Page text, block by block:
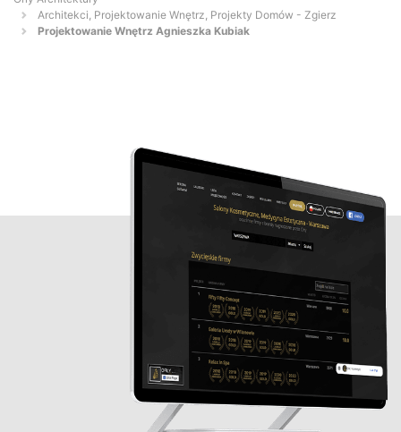
Architekci, Projektowanie Wnętrz, Projekty Domów - Zgierz
Projektowanie Wnętrz Agnieszka Kubiak